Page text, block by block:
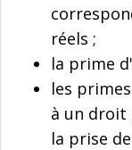
réels ;
la prime
les
à un droit
la prise